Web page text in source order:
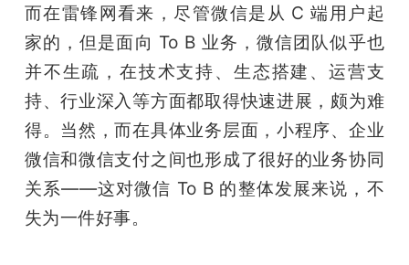
而在雷锋网看来，尽管微信是从 C 端用户起
家的，但是面向 To B 业务，微信团队似乎也
并不生疏，在技术支持、生态搭建、运营支
持、行业深入等方面都取得快速进展，颇为难
得。当然，而在具体业务层面，小程序、企业
微信和微信支付之间也形成了很好的业务协同
关系——这对微信 To B 的整体发展来说，不
失为一件好事。